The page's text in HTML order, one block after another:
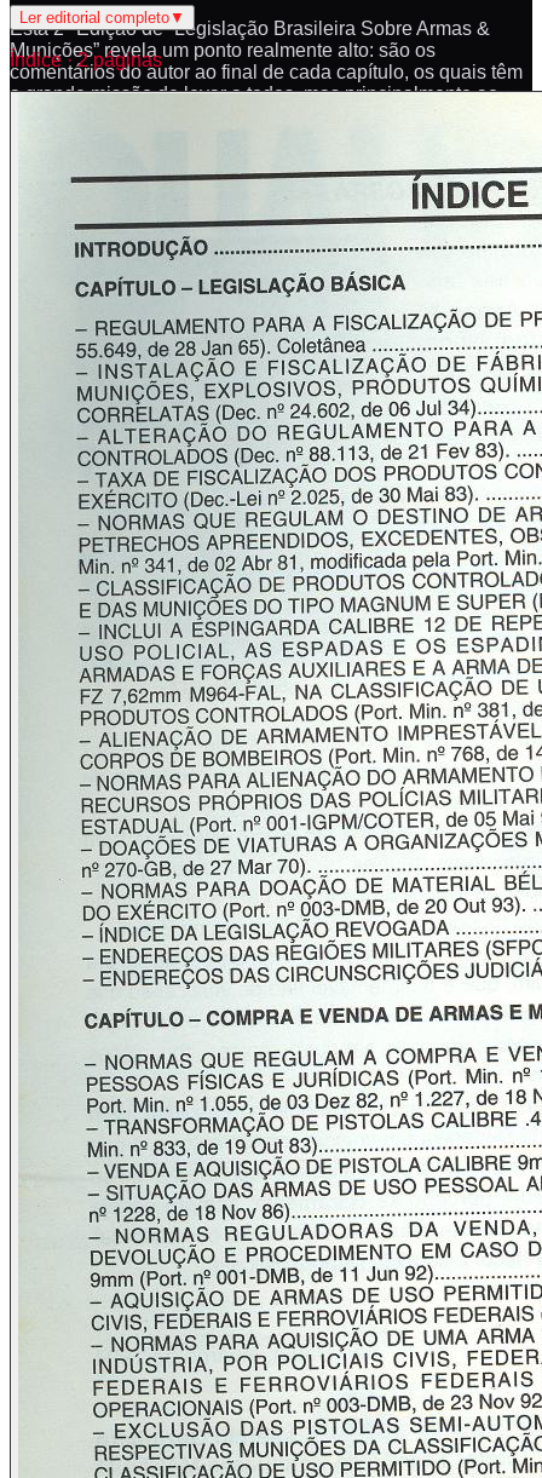
Esta 2ª Edição de “Legislação Brasileira Sobre Armas &
Munições” revela um ponto realmente alto: são os
comentários do autor ao final de cada capítulo, os quais têm
a grande missão de levar a todos, mas principalmente ao
honestos.
Esta 2ª Edição do consagrado trabalho anterior de Ennio
Murta também inova, trazendo aos interessados nacionais
roteiros de procedimentos que os auxiliam, em diversos
casos, a cumprir as formalidades legais para a obtenção de
determinados documentos relativos ao mundo das Armas &
Munições no Brasil. Infelizmente, numa visão imparcial, esse
trabalho de intensa pesquisa ora reunido e editado mostra
um lado ruim, que é o lamentável fato de verificar-se que
nosso país não tem, ainda, uma legislação do segmento
específica e unificada, desburocratizada ao máximo como
ocorre há muito em outros países, com visões legais mais
modernas e democráticas.
Mas, de qualquer forma, enquanto essas leis infelizmente
não evoluíram em nosso país, o trabalho de Ennio Murta
evidencia um crescimento do autor e, o que é extremamente
benéfico para todos nós, mostra um profissional
especializando-se muito nesse tipo de legislação e que,
percebe-se claramente, sempre deseja contribuir...
Contribuir, aliás, é uma palavra diária na vida deste
dedicado ser humano que muito me orgulho de conhecer e
com ele sempre dialogar.
São Paulo, inverno de 1994
Laércio Gazinhato
Diretor Técnico da Corporação MAGNUM
Editor de Textos e Pesquisa da Revista MAGNUM
Ler editorial completo▼
Índice · 2 páginas